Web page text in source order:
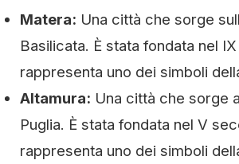
Matera: Una città che sorge
Basilicata. È stata fondata nel
rappresenta uno dei simboli
Altamura: Una città che sorge
Puglia. È stata fondata nel V
rappresenta uno dei simboli